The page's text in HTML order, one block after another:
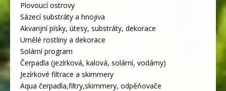
Plovoucí ostrovy
Sázecí substráty a hnojiva
Akvarijní písky, útesy, substráty, dekorace
Umělé rostliny a dekorace
Solární program
Čerpadla (jezírková, kalová, solární, vodárny)
Jezírkové filtrace a skimmery
Aqua čerpadla,filtry,skimmery, odpěňovače